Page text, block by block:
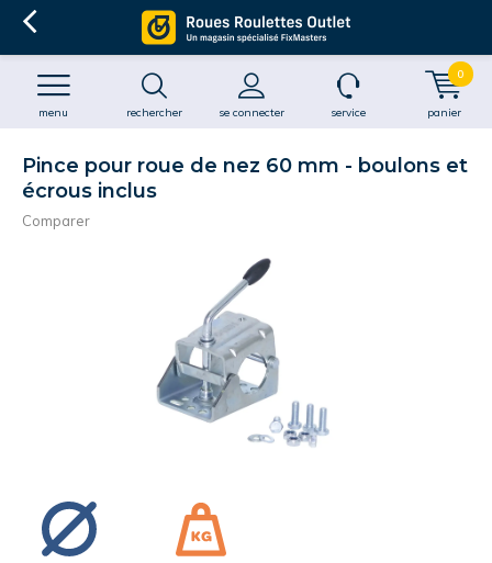
rechercher se connecter
menu service panier
0
Pince pour roue de nez 60 mm - boulons et
écrous inclus
Comparer